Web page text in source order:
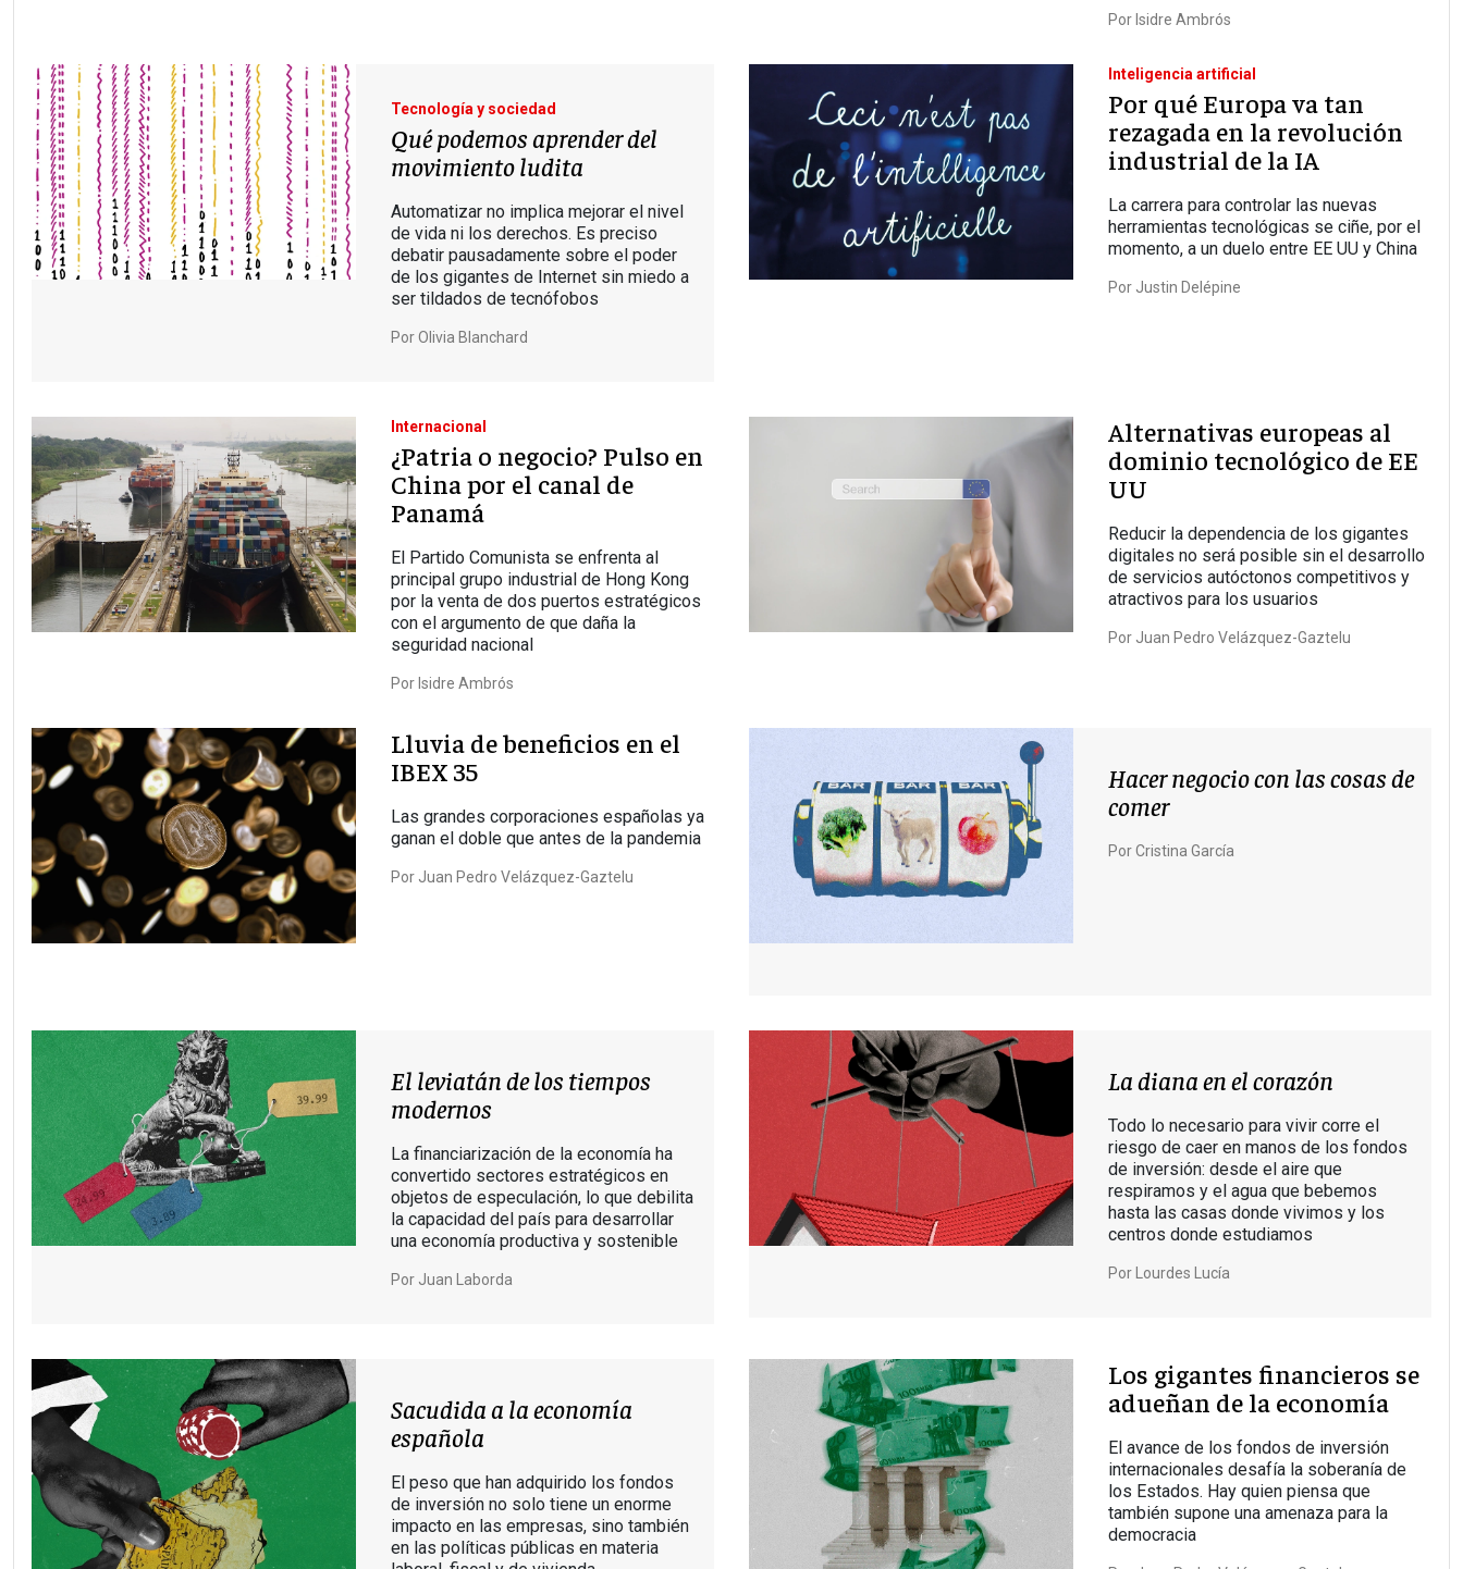
Por Isidre Ambrós
Tecnología y sociedad
Qué podemos aprender del
movimiento ludita
Automatizar no implica mejorar el nivel
de vida ni los derechos. Es preciso
debatir pausadamente sobre el poder
de los gigantes de Internet sin miedo a
ser tildados de tecnófobos
PorOlivia Blanchard
Inteligencia artificial
Por qué Europa va tan
rezagada en la revolución
industrial de la IA
La carrera para controlar las nuevas
herramientas tecnológicas se ciñe, por el
momento, a un duelo entre EE UU y China
Por Justin Delépine
Internacional
¿Patria o negocio? Pulso en
China por el canal de
Panamá
El Partido Comunista se enfrenta al
principal grupo industrial de Hong Kong
por la venta de dos puertos estratégicos
con el argumento de que daña la
seguridad nacional
Por Isidre Ambrós
Alternativas europeas al
dominio tecnológico de EE
UU
Reducir la dependencia de los gigantes
digitales no será posible sin el desarrollo
de servicios autóctonos competitivos y
atractivos para los usuarios
Por Juan Pedro Velázquez-Gaztelu
Lluvia de beneficios en el
IBEX 35
Las grandes corporaciones españolas ya
ganan el doble que antes de la pandemia
Por Juan Pedro Velázquez-Gaztelu
Hacer negocio con las cosas de
comer
PorCristina García
El leviatán de los tiempos
modernos
La financiarización de la economía ha
convertido sectores estratégicos en
objetos de especulación, lo que debilita
la capacidad del país para desarrollar
una economía productiva y sostenible
Por Juan Laborda
La diana en el corazón
Todo lo necesario para vivir corre el
riesgo de caer en manos de los fondos
de inversión: desde el aire que
respiramos y el agua que bebemos
hasta las casas donde vivimos y los
centros donde estudiamos
Por Lourdes Lucía
Sacudida a la economía
española
El peso que han adquirido los fondos
de inversión no solo tiene un enorme
impacto en las empresas, sino también
en las políticas públicas en materia
Los gigantes financieros se
adueñan de la economía
El avance de los fondos de inversión
internacionales desafía la soberanía de
los Estados. Hay quien piensa que
también supone una amenaza para la
democracia